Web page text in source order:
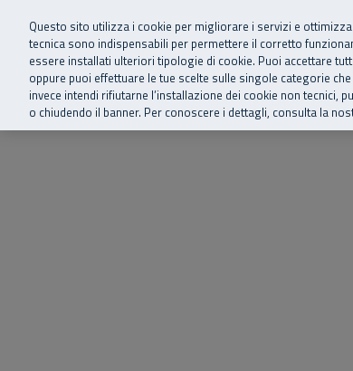
Vai al menu principale
Vai al contenuto principale
Vai al Footer
SuperAbile - il Contact Center Inail per il mondo della
Home Chi siamo
Questo sito utilizza i cookie per migliorare i servizi e
tecnica sono indispensabili per permettere il corretto
essere installati ulteriori tipologie di cookie. Puoi accettare tutti
oppure puoi effettuare le tue scelte sulle singole categorie che
invece intendi rifiutarne l’installazione dei cookie non tecnici,
o chiudendo il banner. Per conoscere i dettagli, consulta la